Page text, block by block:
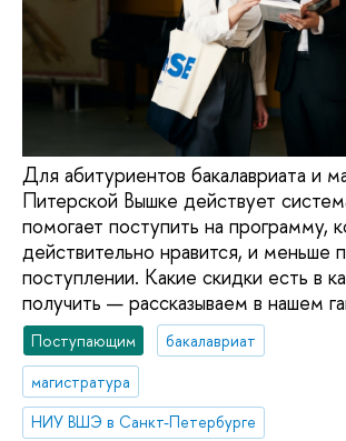
Для абитуриентов бакалавриата и
Питерской Вышке действует
помогает поступить на программу,
действительно нравится, и меньше
поступлении. Какие скидки есть в
получить — рассказываем в нашем
Поступающим
бакалавриат
магистратура
НИУ ВШЭ в Санкт-Петербурге